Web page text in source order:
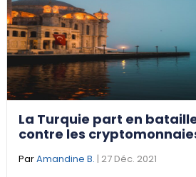
La Turquie part en
contre les
ParAmandine B. | 27 Déc. 2021